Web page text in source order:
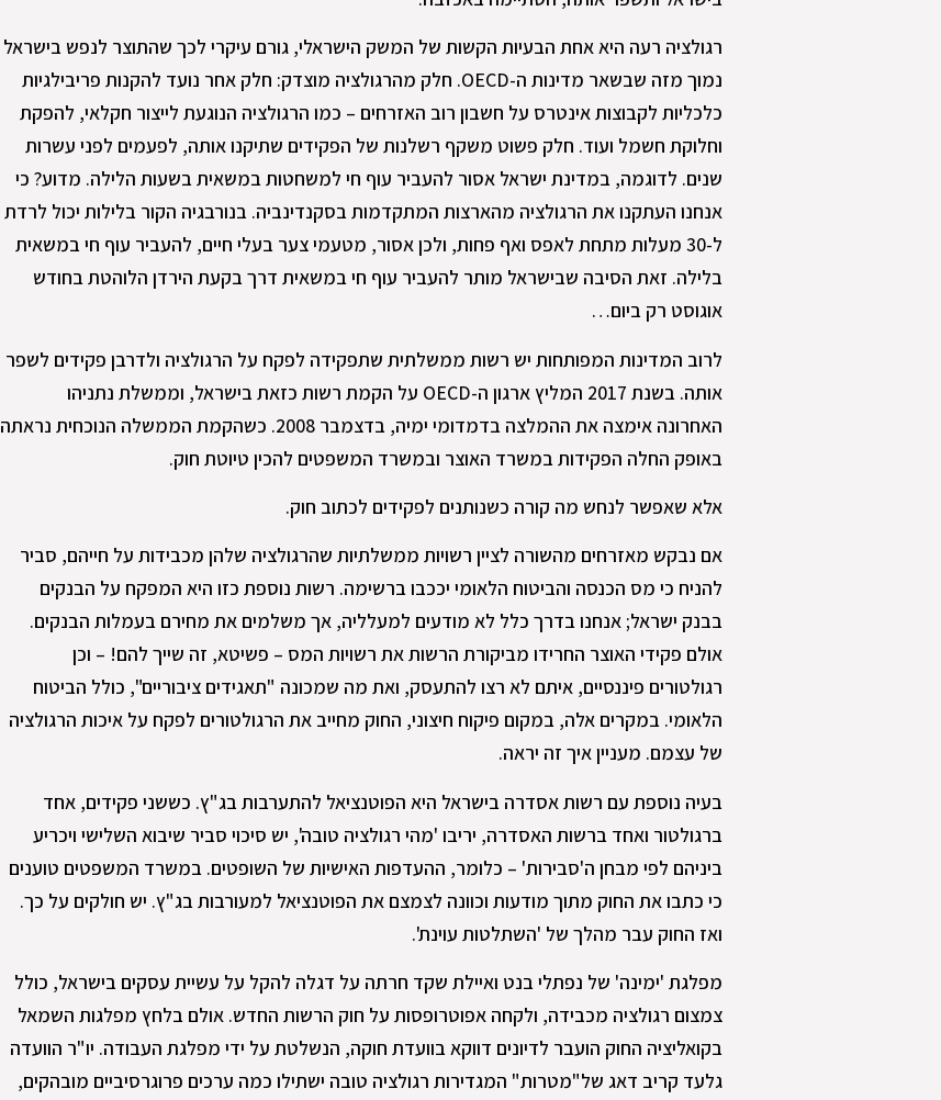
רגולציה רעה היא אחת הבעיות הקשות של המשק הישראלי, גורם עיקרי לכך שהתוצר לנפש בישראל
נמוך מזה שבשאר מדינות ה-OECD. חלק מהרגולציה מוצדק: חלק אחר נועד להקנות פריבילגיות
כלכליות לקבוצות אינטרס על חשבון רוב האזרחים – כמו הרגולציה הנוגעת לייצור חקלאי, להפקת
וחלוקת חשמל ועוד. חלק פשוט משקף רשלנות של הפקידים שתיקנו אותה, לפעמים לפני עשרות
שנים. לדוגמה, במדינת ישראל אסור להעביר עוף חי למשחטות במשאית בשעות הלילה. מדוע? כי
אנחנו העתקנו את הרגולציה מהארצות המתקדמות בסקנדינביה. בנורבגיה הקור בלילות יכול לרדת
ל-30 מעלות מתחת לאפס ואף פחות, ולכן אסור, מטעמי צער בעלי חיים, להעביר עוף חי במשאית
בלילה. זאת הסיבה שבישראל מותר להעביר עוף חי במשאית דרך בקעת הירדן הלוהטת בחודש
אוגוסט רק ביום…
לרוב המדינות המפותחות יש רשות ממשלתית שתפקידה לפקח על הרגולציה ולדרבן פקידים לשפר
אותה. בשנת 2017 המליץ ארגון ה-OECD על הקמת רשות כזאת בישראל, וממשלת נתניהו
האחרונה אימצה את ההמלצה בדמדומי ימיה, בדצמבר 2008. כשהקמת הממשלה הנוכחית נראתה
באופק החלה הפקידות במשרד האוצר ובמשרד המשפטים להכין טיוטת חוק.
אלא שאפשר לנחש מה קורה כשנותנים לפקידים לכתוב חוק.
אם נבקש מאזרחים מהשורה לציין רשויות ממשלתיות שהרגולציה שלהן מכבידות על חייהם, סביר
להניח כי מס הכנסה והביטוח הלאומי יככבו ברשימה. רשות נוספת כזו היא המפקח על הבנקים
בבנק ישראל; אנחנו בדרך כלל לא מודעים למעלליה, אך משלמים את מחירם בעמלות הבנקים.
אולם פקידי האוצר החרידו מביקורת הרשות את רשויות המס – פשיטא, זה שייך להם! – וכן
רגולטורים פיננסיים, איתם לא רצו להתעסק, ואת מה שמכונה "תאגידים ציבוריים", כולל הביטוח
הלאומי. במקרים אלה, במקום פיקוח חיצוני, החוק מחייב את הרגולטורים לפקח על איכות הרגולציה
של עצמם. מעניין איך זה יראה.
בעיה נוספת עם רשות אסדרה בישראל היא הפוטנציאל להתערבות בג"ץ. כששני פקידים, אחד
ברגולטור ואחד ברשות האסדרה, יריבו 'מהי רגולציה טובה', יש סיכוי סביר שיבוא השלישי ויכריע
ביניהם לפי מבחן ה'סבירות' – כלומר, ההעדפות האישיות של השופטים. במשרד המשפטים טוענים
כי כתבו את החוק מתוך מודעות וכוונה לצמצם את הפוטנציאל למעורבות בג"ץ. יש חולקים על כך.
ואז החוק עבר מהלך של 'השתלטות עוינת'.
מפלגת 'ימינה' של נפתלי בנט ואיילת שקד חרתה על דגלה להקל על עשיית עסקים בישראל, כולל
צמצום רגולציה מכבידה, ולקחה אפוטרופסות על חוק הרשות החדש. אולם בלחץ מפלגות השמאל
בקואליציה החוק הועבר לדיונים דווקא בוועדת חוקה, הנשלטת על ידי מפלגת העבודה. יו"ר הוועדה
גלעד קריב דאג של"מטרות" המגדירות רגולציה טובה ישתילו כמה ערכים פרוגרסיביים מובהקים,